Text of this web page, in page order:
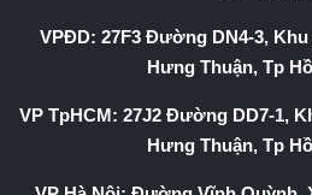
VPĐD: 27F3 Đường DN4-3,
Hưng Thuận, Tp
VP TpHCM: 27J2 Đường DD7-1,
Hưng Thuận, Tp